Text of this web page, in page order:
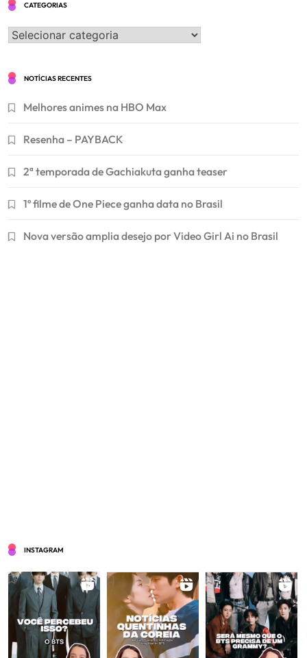
CATEGORIAS
Categorias
NOTÍCIAS RECENTES
Melhores animes na HBO Max
Resenha – PAYBACK
2ª temporada de Gachiakuta ganha teaser
1º filme de One Piece ganha data no Brasil
Nova versão amplia desejo por Video Girl Ai no Brasil
INSTAGRAM